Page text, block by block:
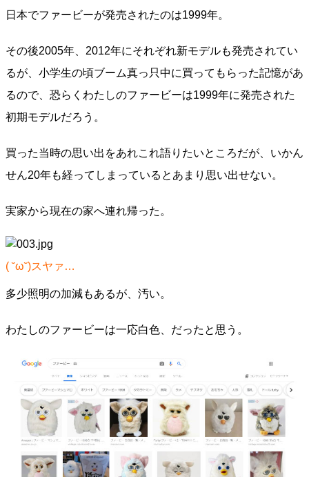
日本でファービーが発売されたのは1999年。
その後2005年、2012年にそれぞれ新モデルも発売されてい
るが、小学生の頃ブーム真っ只中に買ってもらった記憶があ
るので、恐らくわたしのファービーは1999年に発売された
初期モデルだろう。
買った当時の思い出をあれこれ語りたいところだが、いかん
せん20年も経ってしまっているとあまり思い出せない。
実家から現在の家へ連れ帰った。
( ˘ω˘)スヤァ…
多少照明の加減もあるが、汚い。
わたしのファービーは一応白色、だったと思う。